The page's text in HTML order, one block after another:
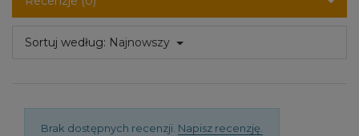
Sortuj według: Najnowszy
Brak dostępnych recenzji. Napisz recenzję.